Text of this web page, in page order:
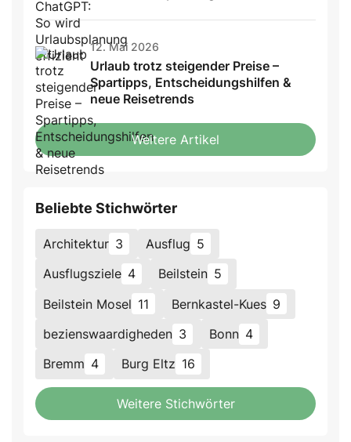
12. Mai 2026
Urlaub trotz steigender Preise –
Spartipps, Entscheidungshilfen &
neue Reisetrends
Weitere Artikel
Beliebte Stichwörter
Architektur 3 Ausflug 5
Ausflugsziele 4 Beilstein 5
Beilstein Mosel 11 Bernkastel-Kues 9
bezienswaardigheden 3 Bonn 4
Bremm 4 Burg Eltz 16
Weitere Stichwörter